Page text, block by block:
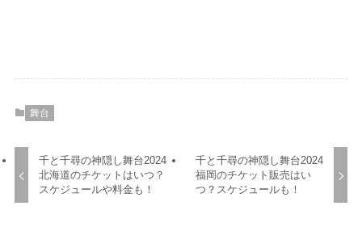
舞台
千と千尋の神隠し舞台2024
北海道のチケットはいつ？
スケジュールや料金も！
千と千尋の神隠し舞台2024
福岡のチケット販売はい
つ？スケジュールも！